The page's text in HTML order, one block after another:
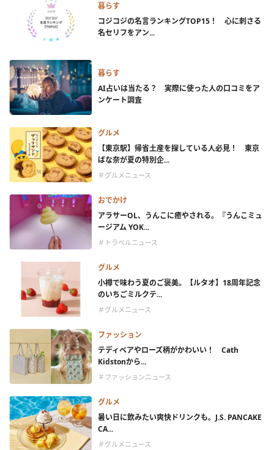
暮らす
コジコジの名言ランキングTOP15！ 心に刺さる
名セリフをアン...
暮らす
AI占いは当たる？ 実際に使った人の口コミをア
ンケート調査
グルメ
【東京駅】帰省土産を探している人必見！ 東京
ばな奈が夏の特別企...
＃グルメニュース
おでかけ
アラサーOL、うんこに癒やされる。『うんこミュ
ージアム YOK...
＃トラベルニュース
グルメ
小樽で味わう夏のご褒美。【ルタオ】18周年記念
のいちごミルクテ...
＃グルメニュース
ファッション
テディベアやローズ柄がかわいい！ Cath
Kidstonから...
＃ファッションニュース
グルメ
暑い日に飲みたい爽快ドリンクも。J.S. PANCAKE
CA...
＃グルメニュース